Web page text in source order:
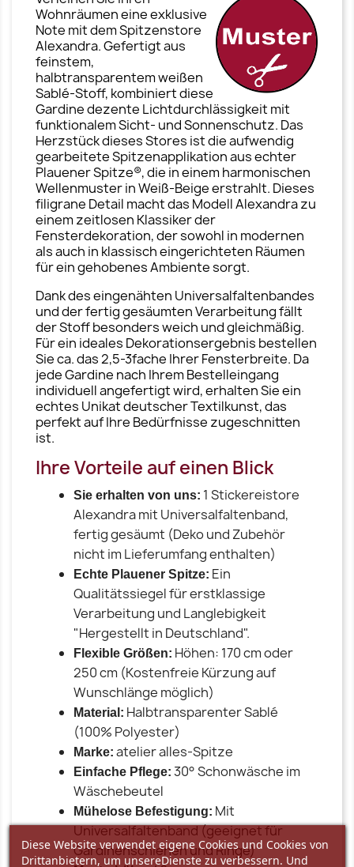
Wohnräumen eine exklusive
Note mit dem Spitzenstore
Alexandra. Gefertigt aus
feinstem,
halbtransparentem weißen
Sablé-Stoff, kombiniert diese
Gardine dezente Lichtdurchlässigkeit mit
funktionalem Sicht- und Sonnenschutz. Das
Herzstück dieses Stores ist die aufwendig
gearbeitete Spitzenapplikation aus echter
Plauener Spitze®, die in einem harmonischen
Wellenmuster in Weiß-Beige erstrahlt. Dieses
filigrane Detail macht das Modell Alexandra zu
einem zeitlosen Klassiker der
Fensterdekoration, der sowohl in modernen
als auch in klassisch eingerichteten Räumen
für ein gehobenes Ambiente sorgt.
Dank des eingenähten Universalfaltenbandes
und der fertig gesäumten Verarbeitung fällt
der Stoff besonders weich und gleichmäßig.
Für ein ideales Dekorationsergebnis bestellen
Sie ca. das 2,5-3fache Ihrer Fensterbreite. Da
jede Gardine nach Ihrem Bestelleingang
individuell angefertigt wird, erhalten Sie ein
echtes Unikat deutscher Textilkunst, das
perfekt auf Ihre Bedürfnisse zugeschnitten
ist.
Ihre Vorteile auf einen Blick
Sie erhalten von uns: 1 Stickereistore
Alexandra mit Universalfaltenband,
fertig gesäumt (Deko und Zubehör
nicht im Lieferumfang enthalten)
Echte Plauener Spitze: Ein
Qualitätssiegel für erstklassige
Verarbeitung und Langlebigkeit
"Hergestellt in Deutschland".
Flexible Größen: Höhen: 170 cm oder
250 cm (Kostenfreie Kürzung auf
Wunschlänge möglich)
Material: Halbtransparenter Sablé
(100% Polyester)
Marke: atelier alles-Spitze
Einfache Pflege: 30° Schonwäsche im
Wäschebeutel
Mühelose Befestigung: Mit
Universalfaltenband (geeignet für
Gardinenschienen und Ringe)
Diese Website verwendet eigene Cookies und Cookies von
Drittanbietern, um unsereDienste zu verbessern. Und